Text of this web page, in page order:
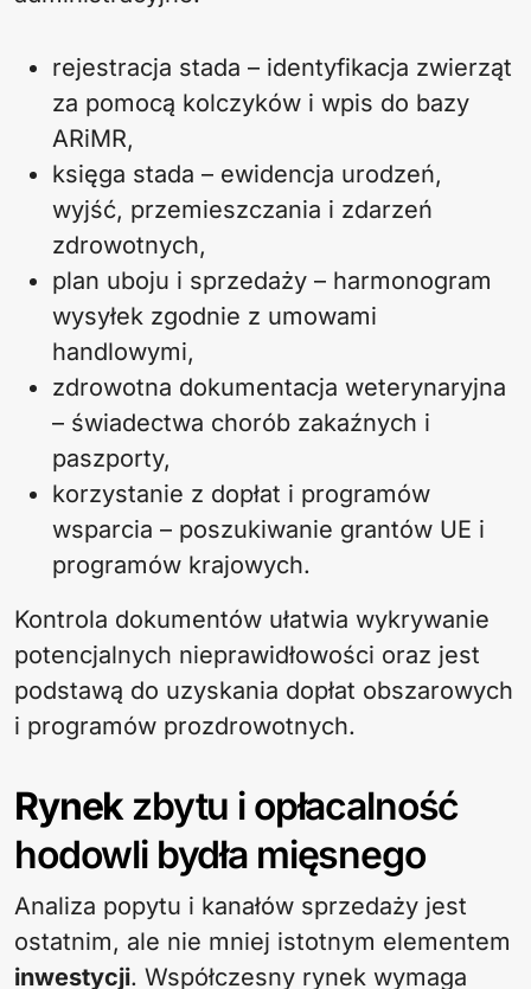
rejestracja stada – identyfikacja zwierząt
za pomocą kolczyków i wpis do bazy
ARiMR,
księga stada – ewidencja urodzeń,
wyjść, przemieszczania i zdarzeń
zdrowotnych,
plan uboju i sprzedaży – harmonogram
wysyłek zgodnie z umowami
handlowymi,
zdrowotna dokumentacja weterynaryjna
– świadectwa chorób zakaźnych i
paszporty,
korzystanie z dopłat i programów
wsparcia – poszukiwanie grantów UE i
programów krajowych.
Kontrola dokumentów ułatwia wykrywanie
potencjalnych nieprawidłowości oraz jest
podstawą do uzyskania dopłat obszarowych
i programów prozdrowotnych.
Rynekzbytu i opłacalność
hodowli bydła mięsnego
Analiza popytu i kanałów sprzedaży jest
ostatnim, ale nie mniej istotnym elementem
inwestycji. Współczesny rynek wymaga